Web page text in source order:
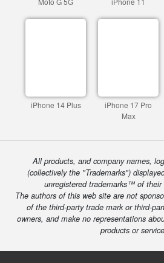
iPhone 14 Plus
iPhone 17 Pro
Max
All products, and company names,
(collectively the "Trademarks")
unregistered trademarks™ of their
The authors of this web site are not
of the third-party trade mark or third-
owners, and make no representations
products or